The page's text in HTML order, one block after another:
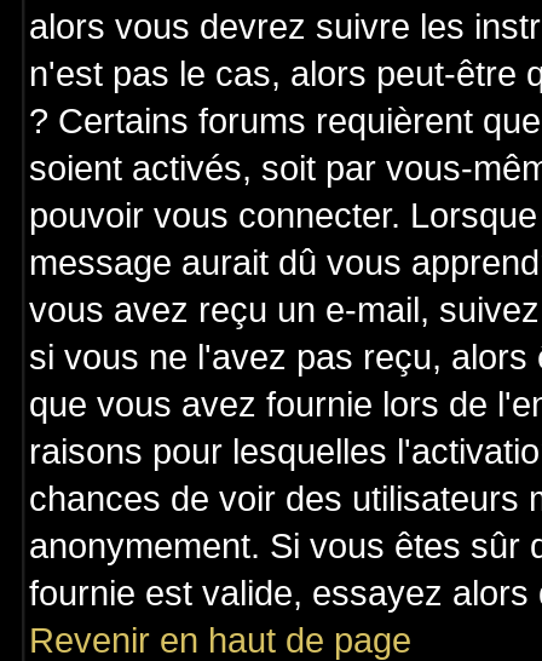
alors vous devrez suivre les
n'est pas le cas, alors peut-être
? Certains forums requièrent
soient activés, soit par vous-
pouvoir vous connecter.
message aurait dû vous
vous avez reçu un e-mail,
si vous ne l'avez pas reçu,
que vous avez fournie lors de
raisons pour lesquelles
chances de voir des utilisateurs
anonymement. Si vous êtes sûr
fournie est valide, essayez
Revenir en haut de page